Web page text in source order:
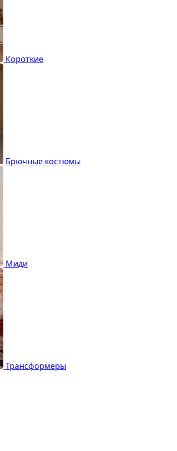
Короткие
Брючные костюмы
Миди
Трансформеры